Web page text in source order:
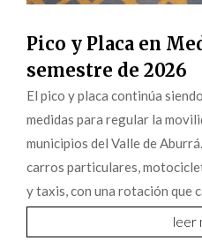
Pico y Placa en
semestre de 2026
El pico y placa continúa
medidas para regular la
municipios del Valle de
carros particulares,
y taxis, con una rotación que
leer